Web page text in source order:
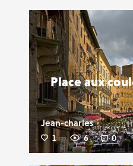
Place aux
Jean-charles
1 6 0